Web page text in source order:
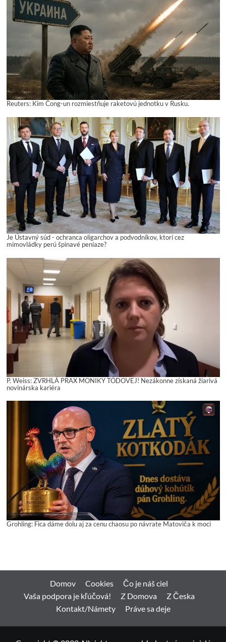
Reuters: Kim Čong-un rozmiestňuje raketovú jednotku v Rusku.
Je Ústavný súd - ochranca oligarchov a podvodníkov, ktorí cez
mimovládky perú špinavé peniaze?
P. Weiss: ZVRHLÁ PRAX MONIKY TÓDOVEJ! Nezákonne získaná žiarivá
novinárska kariéra
Grohling: Fica dáme dolu aj za cenu chaosu po návrate Matoviča k moci
Domov Cookies
Čo je náš ciel
Vaša podpora je kľúčová!
Z Domova
Z Česka
Kontakt/Námety
Práve sa deje